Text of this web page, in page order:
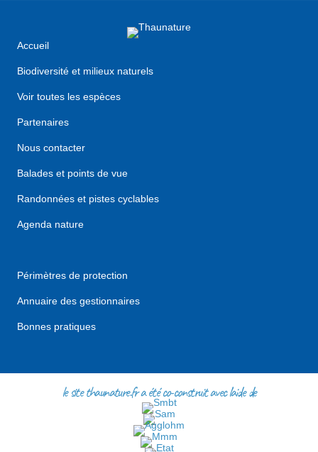
Accueil
Biodiversité et milieux naturels
Voir toutes les espèces
Partenaires
Nous contacter
Balades et points de vue
Randonnées et pistes cyclables
Agenda nature
Périmètres de protection
Annuaire des gestionnaires
Bonnes pratiques
le site thaunature.fr a été co-construit avec l'aide de